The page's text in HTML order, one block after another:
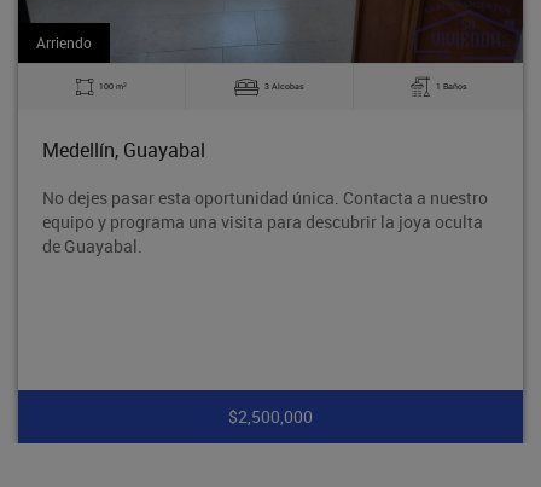
3 Alcobas 1 Baños
oportunidad única. Contacta a nuestro
una visita para descubrir la joya oculta
Arriendo
Bodega en
Rodeo entre la